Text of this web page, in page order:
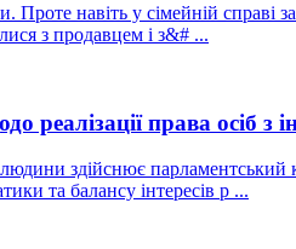
навіть у сімейній справі
з продавцем і з&# ...
реалізації права осіб з
здійснює парламентський
та балансу інтересів р ...